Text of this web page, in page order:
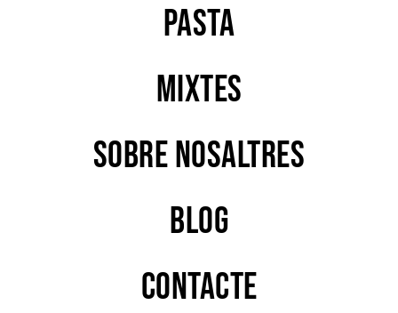
PASTA
MIXTES
Sobre nosaltres
Blog
Contacte